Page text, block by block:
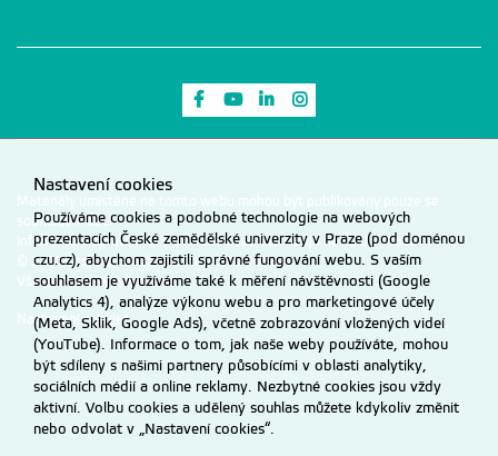
Odkaz na Facebook
Odkaz na Youtube
Odkaz na LinkedIn
Materiály umístěné na tomto webu mohou být publikovány pouze se
souhlasem ČZU.
Informace o zpracování a ochraně osobních údajů na ČZU v Praze.
© 2026 Česká zemědělská univerzita v Praze
Všechna práva vyhrazena
Nastavení cookies
Nastavení cookies
Používáme cookies a podobné technologie na webových
prezentacích České zemědělské univerzity v Praze (pod doménou
czu.cz), abychom zajistili správné fungování webu. S vaším
souhlasem je využíváme také k měření návštěvnosti (Google
Analytics 4), analýze výkonu webu a pro marketingové účely
(Meta, Sklik, Google Ads), včetně zobrazování vložených videí
(YouTube). Informace o tom, jak naše weby používáte, mohou
být sdíleny s našimi partnery působícími v oblasti analytiky,
sociálních médií a online reklamy. Nezbytné cookies jsou vždy
aktivní. Volbu cookies a udělený souhlas můžete kdykoliv změnit
nebo odvolat v „Nastavení cookies“.